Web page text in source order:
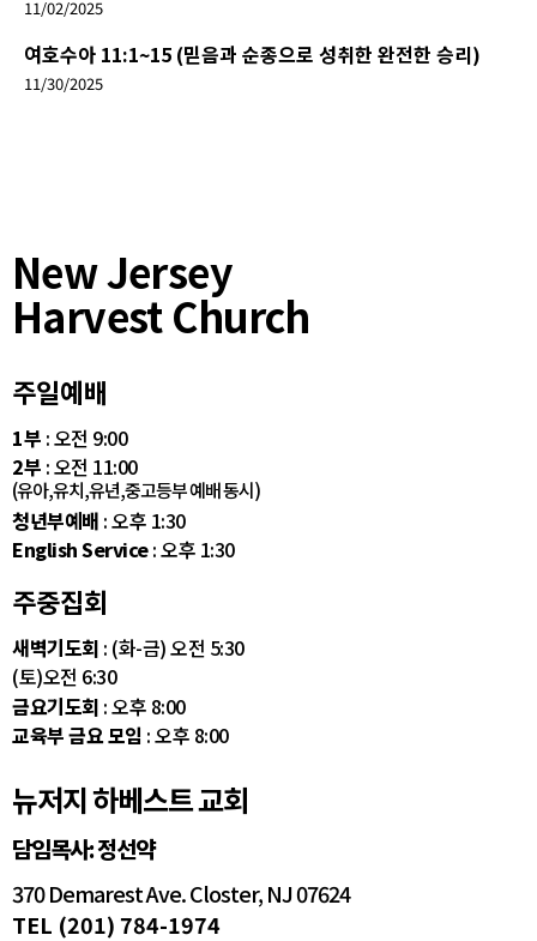
11/02/2025
여호수아 11:1~15 (믿음과 순종으로 성취한 완전한 승리)
11/30/2025
New Jersey
Harvest Church
주일예배
1부 : 오전 9:00
2부 : 오전 11:00
(유아,유치,유년,중고등부 예배 동시)
청년부예배 : 오후 1:30
English Service: 오후 1:30
주중집회
새벽기도회 : (화-금) 오전 5:30
(토)오전 6:30
금요기도회 : 오후 8:00
교육부 금요 모임 : 오후 8:00
뉴저지 하베스트 교회
담임목사: 정선약
370 Demarest Ave. Closter, NJ 07624
TEL (201) 784-1974